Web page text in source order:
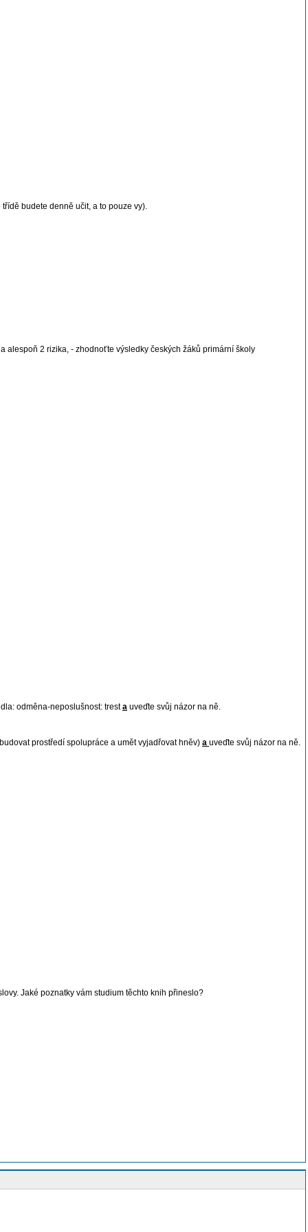
budete denně učit, a to pouze vy).
alespoň 2 rizika, - zhodnoťte výsledky českých žáků primární školy
odměna-neposlušnost: tresta uveďte svůj názor na ně.
prostředí spolupráce a umět vyjadřovat hněv) a uveďte svůj názor na ně.
Jaké poznatky vám studium těchto knih přineslo?